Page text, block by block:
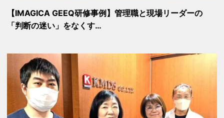
【IMAGICA GEEQ研修事例】管理職と現場リーダーの
「判断の迷い」をなくす…